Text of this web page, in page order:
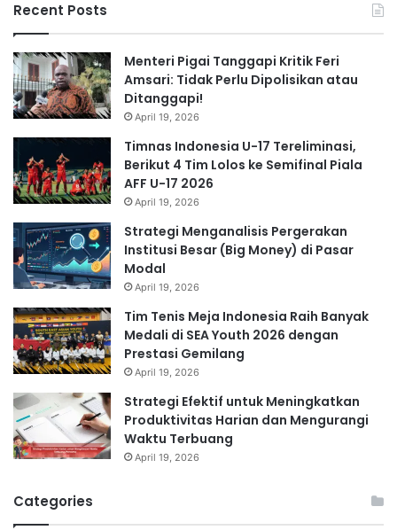
Recent Posts
Menteri Pigai Tanggapi Kritik Feri
Amsari: Tidak Perlu Dipolisikan atau
Ditanggapi!
April 19, 2026
Timnas Indonesia U-17 Tereliminasi,
Berikut 4 Tim Lolos ke Semifinal Piala
AFF U-17 2026
April 19, 2026
Strategi Menganalisis Pergerakan
Institusi Besar (Big Money) di Pasar
Modal
April 19, 2026
Tim Tenis Meja Indonesia Raih Banyak
Medali di SEA Youth 2026 dengan
Prestasi Gemilang
April 19, 2026
Strategi Efektif untuk Meningkatkan
Produktivitas Harian dan Mengurangi
Waktu Terbuang
April 19, 2026
Categories